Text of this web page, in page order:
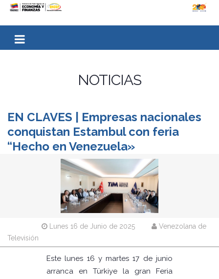
NOTICIAS
EN CLAVES | Empresas nacionales
conquistan Estambul con feria
“Hecho en Venezuela»
Lunes 16 de Junio de 2025
Venezolana de
Televisión
Este lunes 16 y martes 17 de junio
arranca en Türkiye la gran Feria